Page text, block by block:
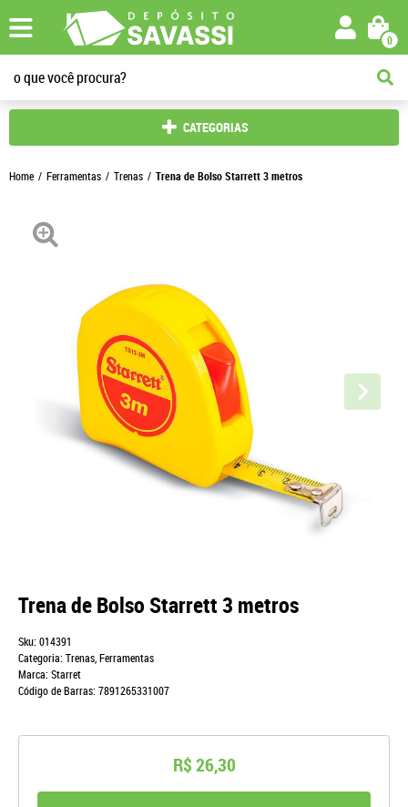
0
CATEGORIAS
Home Ferramentas Trenas Trena de Bolso Starrett 3 metros
Trena de Bolso Starrett 3 metros
Sku: 014391
Categoria: Trenas,Ferramentas
Marca: Starret
Código de Barras: 7891265331007
R$ 26,30